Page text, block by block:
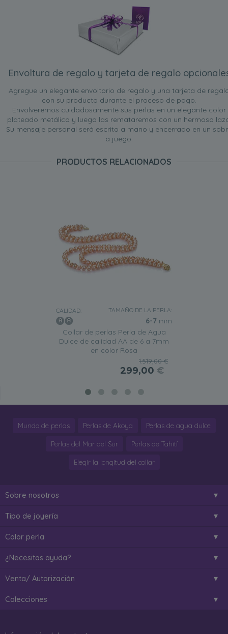
Envoltura de regalo y tarjeta de regalo
Agregue un elegante envoltorio de regalo y una tarjeta de
con su producto durante el proceso de pago.
Envolveremos cuidadosamente sus perlas en un elegante color
plateado metálico y luego las remataremos con un hermoso
Su mensaje personal será escrito a mano y encerrado en un
a juego.
PRODUCTOS RELACIONADOS
CALIDAD: TAMAÑO DE LA PERLA:
6-7 mm
Collar de perlas Perla de Agua
Dulce de calidad AA de 6 a 7mm
en color Rosa
1.519,00 €
299,00 €
Mundo de perlas Perlas de Akoya Perlas de agua dulce
Perlas del Mar del Sur Perlas de Tahití
Elegir la longitud del collar
Sobre nosotros
Tipo de joyería
Color perla
¿Necesitas ayuda?
Venta/ Autorización
Colecciones